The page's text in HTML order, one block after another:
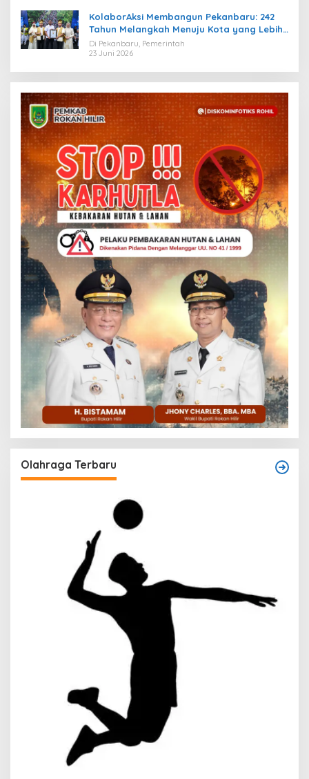
KolaborAksi Membangun Pekanbaru: 242
Tahun Melangkah Menuju Kota yang Lebih
Maju
Di Pekanbaru, Pemerintah
23 Juni 2026
Olahraga Terbaru